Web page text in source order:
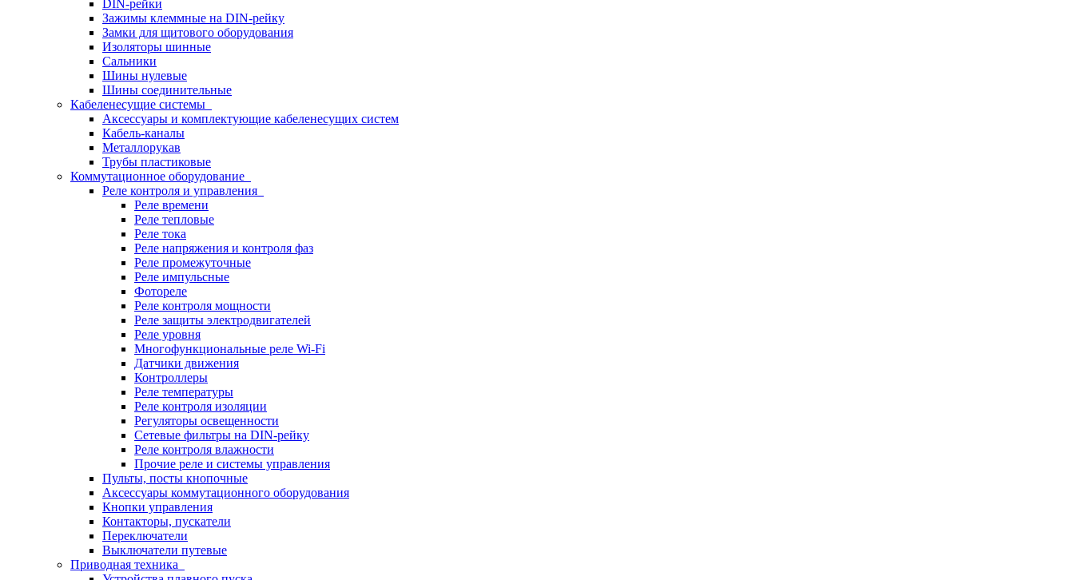
DIN-рейки
Зажимы клеммные на DIN-рейку
Замки для щитового оборудования
Изоляторы шинные
Сальники
Шины нулевые
Шины соединительные
Кабеленесущие системы
Аксессуары и комплектующие кабеленесущих систем
Кабель-каналы
Металлорукав
Трубы пластиковые
Коммутационное оборудование
Реле контроля и управления
Реле времени
Реле тепловые
Реле тока
Реле напряжения и контроля фаз
Реле промежуточные
Реле импульсные
Фотореле
Реле контроля мощности
Реле защиты электродвигателей
Реле уровня
Многофункциональные реле Wi-Fi
Датчики движения
Контроллеры
Реле температуры
Реле контроля изоляции
Регуляторы освещенности
Сетевые фильтры на DIN-рейку
Реле контроля влажности
Прочие реле и системы управления
Пульты, посты кнопочные
Аксессуары коммутационного оборудования
Кнопки управления
Контакторы, пускатели
Переключатели
Выключатели путевые
Приводная техника